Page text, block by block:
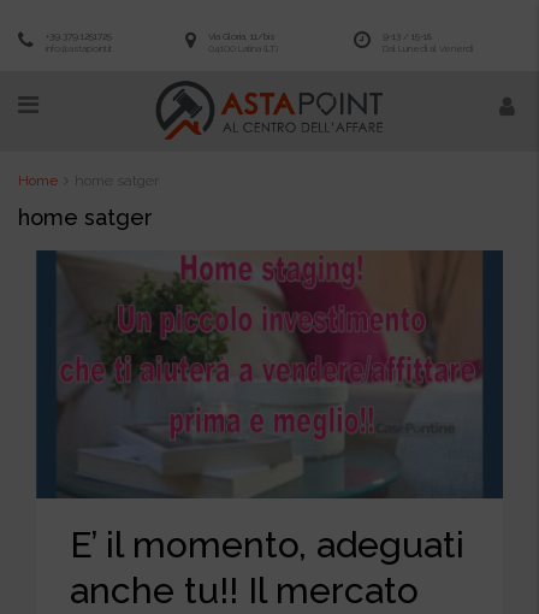
9-13 / 15-18
Dal Lunedì al Venerdì
Via Gloria, 11/bis
04100 Latina (LT)
+39.379.1251725
info@astapoint.it
Home home satger
home satger
E’ il momento, adeguati
anche tu!! Il mercato